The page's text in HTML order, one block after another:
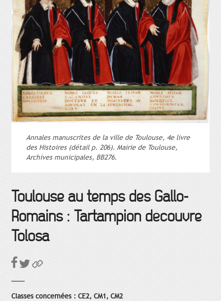
Annales manuscrites de la ville de Toulouse, 4e livre
des Histoires (détail p. 206). Mairie de Toulouse,
Archives municipales, BB276.
Toulouse au temps des Gallo-
Romains : Tartampion découvre
Tolosa
Classes concernées : CE2, CM1, CM2